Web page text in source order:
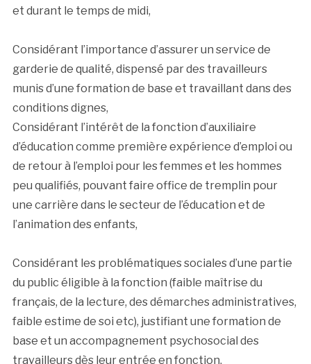
et durant le temps de midi,
Considérant l’importance d’assurer un service de
garderie de qualité, dispensé par des travailleurs
munis d’une formation de base et travaillant dans des
conditions dignes,
Considérant l’intérêt de la fonction d’auxiliaire
d’éducation comme première expérience d’emploi ou
de retour à l’emploi pour les femmes et les hommes
peu qualifiés, pouvant faire office de tremplin pour
une carrière dans le secteur de l’éducation et de
l’animation des enfants,
Considérant les problématiques sociales d’une partie
du public éligible à la fonction (faible maîtrise du
français, de la lecture, des démarches administratives,
faible estime de soi etc), justifiant une formation de
base et un accompagnement psychosocial des
travailleurs dès leur entrée en fonction,